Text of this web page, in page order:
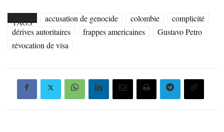
TAGS accusation de genocide colombie
complicité
dérives autoritaires
frappes americaines
Gustavo Petro
révocation de visa